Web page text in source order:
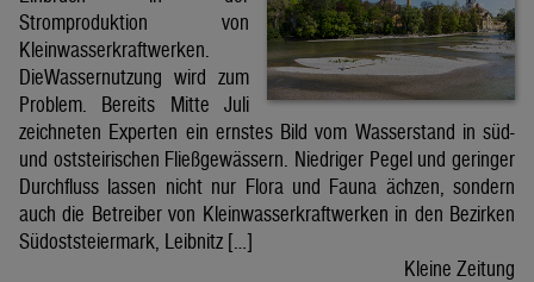
Stromproduktion von
Kleinwasserkraftwerken.
DieWassernutzung wird zum
Problem. Bereits Mitte Juli
zeichneten Experten ein ernstes Bild vom Wasserstand in süd-
und oststeirischen Fließgewässern. Niedriger Pegel und geringer
Durchfluss lassen nicht nur Flora und Fauna ächzen, sondern
auch die Betreiber von Kleinwasserkraftwerken in den Bezirken
Südoststeiermark, Leibnitz […]
Kleine Zeitung